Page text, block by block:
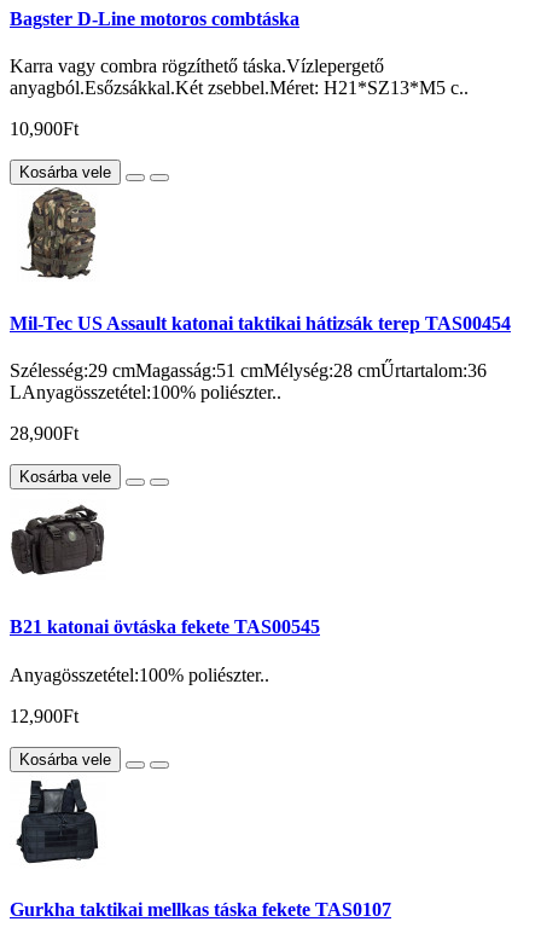
Bagster D-Line motoros combtáska
Karra vagy combra rögzíthető táska.Vízlepergető
anyagból.Esőzsákkal.Két zsebbel.Méret: H21*SZ13*M5 c..
10,900Ft
Kosárba vele
Mil-Tec US Assault katonai taktikai hátizsák terep TAS00454
Szélesség:29 cmMagasság:51 cmMélység:28 cmŰrtartalom:36
LAnyagösszetétel:100% poliészter..
28,900Ft
Kosárba vele
B21 katonai övtáska fekete TAS00545
Anyagösszetétel:100% poliészter..
12,900Ft
Kosárba vele
Gurkha taktikai mellkas táska fekete TAS0107